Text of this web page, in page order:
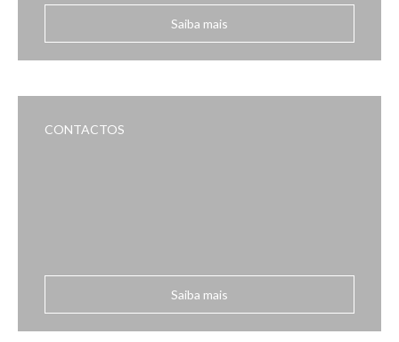
Saiba mais
CONTACTOS
Saiba mais